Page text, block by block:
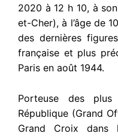
2020 à 12 h 10, à
et-Cher), à l’âge de
des dernières
française et plus
Paris en août 1944.
Porteuse des
République (Grand
Grand Croix dans